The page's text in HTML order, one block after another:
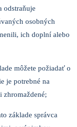
odstraňuje
osobných
ich doplní alebo
môžete požiadať o
je potrebné na
zhromaždené;
základe správca